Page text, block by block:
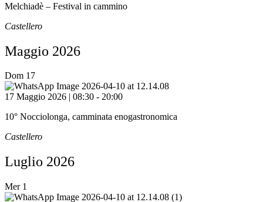
Melchiadè – Festival in cammino
Castellero
Maggio 2026
Dom 17
17 Maggio 2026 | 08:30 - 20:00
10° Nocciolonga, camminata enogastronomica
Castellero
Luglio 2026
Mer 1